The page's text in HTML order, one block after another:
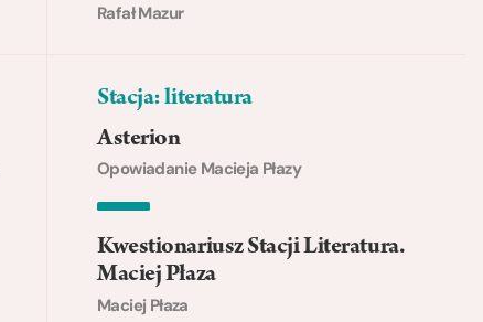
Rafał Mazur
Stacja: literatura
Asterion
Opowiadanie Macieja Płazy
Kwestionariusz Stacji Literatura.
Maciej Płaza
Maciej Płaza